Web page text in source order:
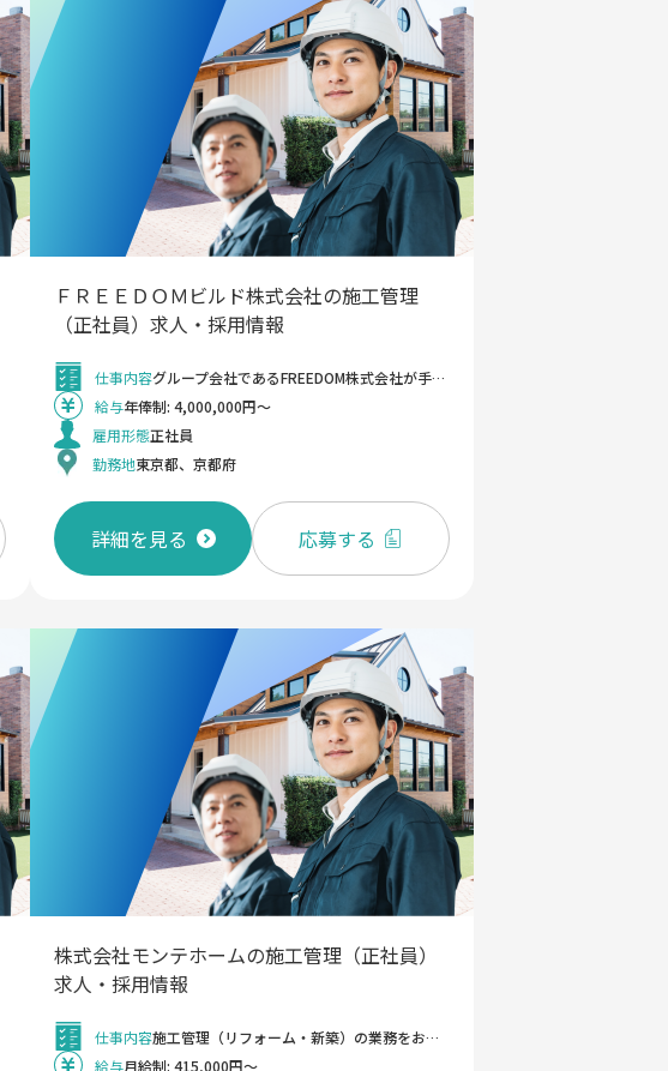
ＦＲＥＥＤＯＭビルド株式会社の施工管理
（正社員）求人・採用情報
仕事内容
グループ会社であるFREEDOM株式会社が手がける注文住宅の施工管理業務をお任せします。 1人あたりの年間担当棟数は10棟程度。 《具体的な業務詳細》 ・事前準備： 設計スタッフとの打ち合わせ（意匠の意図や図面、工期の確認） ・調達・積算： 必要な資材の発注、予算・原価の管理 ・現場マネジメント： 安全管理、品質管理、工程管理全般 《入社後の流れとサポート》 ご入社後は、東京本社にてOJT研修を実施いたします。業務の流れや当社のスタイルに慣れるまで、先輩スタッフが丁寧にフォローしますので、安心してスタートしていただけます。 《働く環境のポイント》 無理のないエリア配置： 担当していただく現場は、ご自身の住まいから通いやすい地域（通勤負担の少ないエリア）を最大限考慮して決定します。 ＜変更の範囲＞ 会社の業務全般
給与年俸制: 4,000,000円～
雇用形態正社員
勤務地東京都、京都府
詳細を見る 応募する
株式会社モンテホームの施工管理（正社員）
求人・採用情報
仕事内容
施工管理（リフォーム・新築）の業務をお任せいたします。 《具体的には》 ・住宅リフォーム（内装・水回り・外壁屋根）や新築工事の施工管理 ・工程管理、品質管理、安全管理 ・協力業者の手配・調整 ・現場巡回、写真管理、進捗報告 ・お客様対応（工事中の説明や相談ごとサポート） 《入社後の流れ》 ・既存現場への同行からスタート ・社内の施工基準やLIXIL研修で基礎習得 ・先輩管理者のOJTを経て、段階的に現場を担当 《キャリア》 ・施工管理の専門職としてスキルアップ ・リフォーム／新築／不動産部門への挑戦も可能（社内異動実績あり） ・将来的にはリーダー・管理職へのキャリアパスも 《業務の特徴》 ・地域密着のため、移動距離が短く現場負担が少ない ・施工品質重視で、無理な工期を押しつけられない文化 ・表彰多数の自社ブランドでお客様からの信頼も厚い ・“お客様の笑顔”を最優先する会社で、やりがいを実感できます ＜変更の範囲＞ 会社の定める業務
給与月給制: 415,000円～